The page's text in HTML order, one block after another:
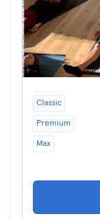
Classic
Premium
Max